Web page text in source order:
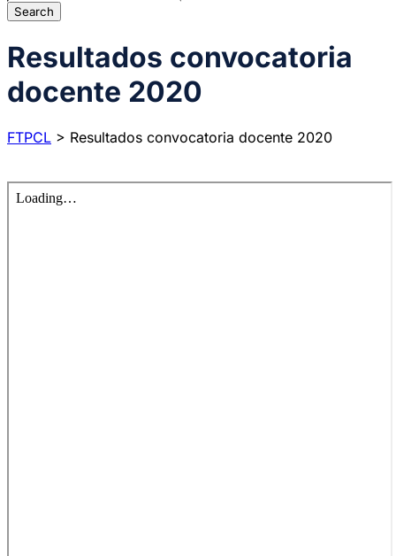
Resultados convocatoria
docente 2020
FTPCL > Resultados convocatoria docente 2020